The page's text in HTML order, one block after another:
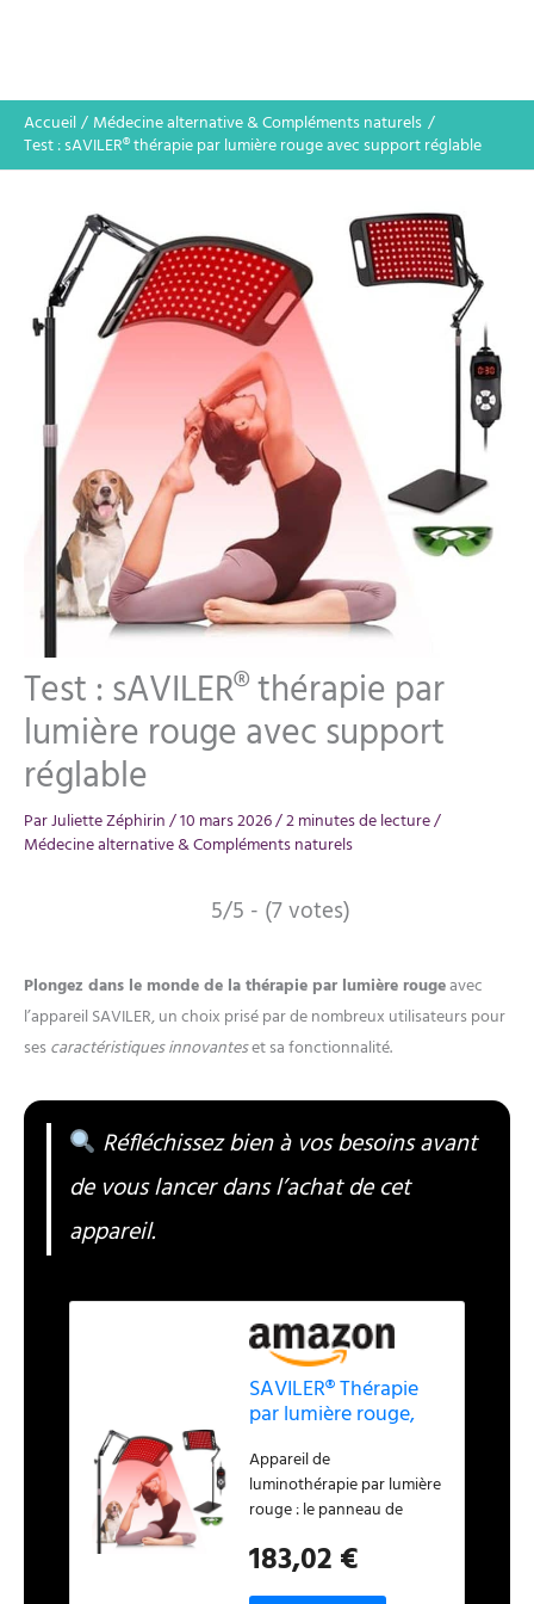
Accueil
Médecine alternative & Compléments naturels
Test : sAVILER® thérapie par lumière rouge avec support réglable
Test : sAVILER® thérapie par
lumière rouge avec support
réglable
ParJuliette Zéphirin/10 mars 2026/2 minutes de lecture/
Médecine alternative & Compléments naturels
5/5 - (7 votes)
Plongez dans le monde de la thérapie par lumière rougeavec
l’appareil SAVILER, un choix prisé par de nombreux utilisateurs pour
sescaractéristiques innovanteset sa fonctionnalité.
Réfléchissez bien à vos besoins avant
de vous lancer dans l’achat de cet
appareil.
SAVILER® Thérapie
par lumière rouge,
rouge pour le corps
avec support
réglable, lampe de
thérapie par lumière
rouge pour le visage,
appareil de thérapie
Appareil de
luminothérapie par lumière
rouge : le panneau de
SAVILER comprend une
183,02 €